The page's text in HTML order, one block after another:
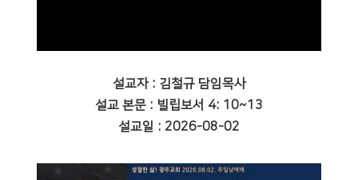
설교자 : 김철규 담임목사
설교 본문 : 빌립보서 4: 10~13
설교일 : 2026-08-02